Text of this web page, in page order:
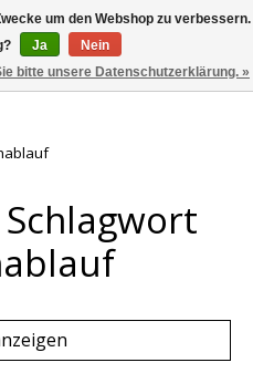
Ihr
um den Webshop zu verbessern.
Ja
Nein
bitte unsere Datenschutzerklärung. »